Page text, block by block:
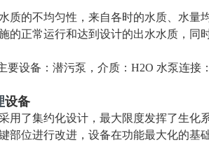
质的不均匀性，来自各时的水质、水量
的正常运行和达到设计的出水水质，同
要设备：潜污泵，介质：H2O 水泵连接
设备
用了集约化设计，最大限度发挥了生化
部位进行改进，设备在功能最大化的基